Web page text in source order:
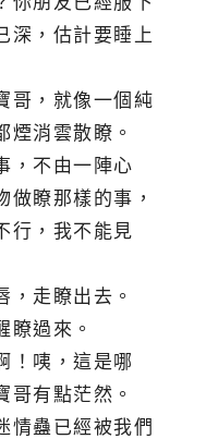
深，估計要睡上
，就像一個純
煙消雲散瞭。
不由一陣心
做瞭那樣的事，
，我不能見
走瞭出去。
過來。
咦，這是哪
哥有點茫然。
蠱已經被我們